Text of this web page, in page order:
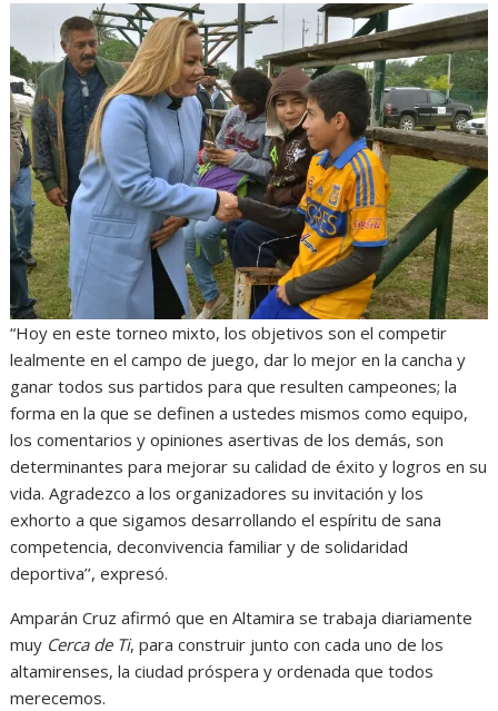
“Hoy en este torneo mixto, los objetivos son el competir
lealmente en el campo de juego, darlo mejor en la cancha y
ganar todos sus partidos para que resulten campeones; la
forma en la que se definen a ustedes mismos como equipo,
los comentarios y opiniones asertivas de los demás, son
determinantes paramejorar su calidad de éxito y logros en su
vida. Agradezco a los organizadores su invitación y los
exhorto a que sigamos desarrollando el espíritu de sana
competencia, deconvivencia familiar y de solidaridad
deportiva’’, expresó.
Amparán Cruz afirmó que en Altamira se trabaja diariamente
muy Cerca de Ti, para construir junto con cada uno de los
altamirenses, la ciudad próspera y ordenada que todos
merecemos.